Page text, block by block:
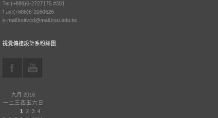
Tel:(+886)6-2727175 #301
Fax:(+886)6-2050626
e-mail:ksitvcd@mail.ksu.edu.tw
視覺傳達設計系粉絲團
九月 2016
一 二 三 四 五六 日
1
2 3 4